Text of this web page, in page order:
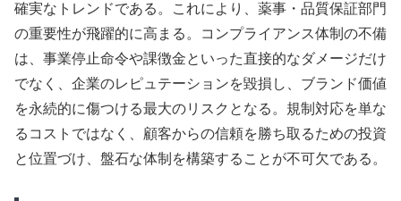
確実なトレンドである。これにより、薬事・品質保証部門
の重要性が飛躍的に高まる。コンプライアンス体制の不備
は、事業停止命令や課徴金といった直接的なダメージだけ
でなく、企業のレピュテーションを毀損し、ブランド価値
を永続的に傷つける最大のリスクとなる。規制対応を単な
るコストではなく、顧客からの信頼を勝ち取るための投資
と位置づけ、盤石な体制を構築することが不可欠である。